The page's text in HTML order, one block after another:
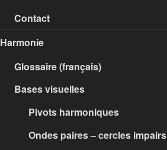
Contact
Harmonie
Glossaire (français)
Bases visuelles
Pivots harmoniques
Ondes paires – cercles impairs